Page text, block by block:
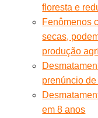
floresta e
Fenômenos
secas,
produção
prenúncio
em 8 anos